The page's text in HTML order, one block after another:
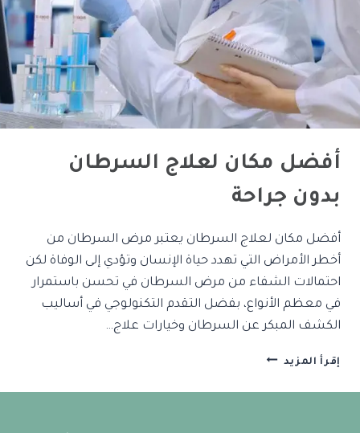
أفضل مكان لعلاج السرطان
بدون جراحة
أفضل مكان لعلاج السرطان يعتبر مرض السرطان من
أخطر الأمراض التي تهدد حياة الإنسان وتؤدي إلى الوفاة لكن
احتمالات الشفاء من مرض السرطان في تحسن باستمرار
في معظم الأنواع، بفضل التقدم التكنولوجي في أساليب
الكشف المبكر عن السرطان وخيارات علاج…
إقرأ المزيد